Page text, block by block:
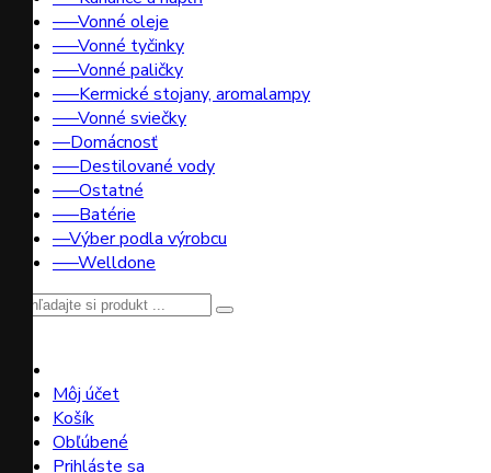
–––Vonné oleje
–––Vonné tyčinky
–––Vonné paličky
–––Kermické stojany, aromalampy
–––Vonné sviečky
––Domácnosť
–––Destilované vody
–––Ostatné
–––Batérie
––Výber podla výrobcu
–––Welldone
Môj účet
Košík
Obľúbené
Prihláste sa